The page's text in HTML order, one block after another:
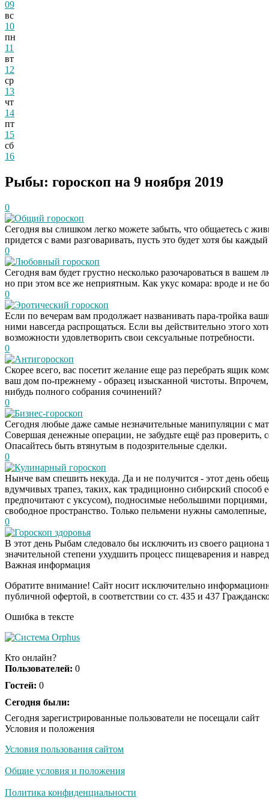
09
вс
10
пн
11
вт
12
ср
13
чт
14
пт
15
сб
16
Рыбы: гороскоп на 9 ноября 2019
0
Общий гороскоп
Сегодня вы слишком легко можете забыть, что общаетесь с
придется с вами разговаривать, пусть это будет хотя бы
0
Любовный гороскоп
Сегодня вам будет грустно несколько разочароваться в
но при этом все же неприятным. Как укус комара: вроде и не
0
Эротический гороскоп
Если по вечерам вам продолжает названивать пара-тройка
ними навсегда распрощаться. Если вы действительно этого
возможности удовлетворить свои сексуальные потребности.
0
Антигороскоп
Скорее всего, вас посетит желание еще раз перебрать ящик
ваш дом по-прежнему - образец изысканной чистоты.
нибудь полного собрания сочинений?
0
Бизнес-гороскоп
Сегодня любые даже самые незначительные манипуляции с
Совершая денежные операции, не забудьте ещё раз проверить,
Опасайтесь быть втянутым в подозрительные сделки.
0
Кулинарный гороскоп
Нынче вам спешить некуда. Да и не получится - этот день
вдумчивых трапез, таких, как традиционно сибирский способ
предпочитают с уксусом), подносимые небольшими порциями,
свободное пространство. Только пельмени нужны самолепные,
0
Гороскоп здоровья
В этот день Рыбам следовало бы исключить из своего
значительной степени ухудшить процесс пищеварения и
Важная информация
Обратите внимание! Сайт носит исключительно
публичной офертой, в соответствии со ст. 435 и 437
Ошибка в тексте
Кто онлайн?
Пользователей: 0
Гостей: 0
Сегодня были:
Сегодня зарегистрированные пользователи не посещали сайт
Условия и положения
Условия пользования сайтом
Общие условия и положения
Политика конфиденциальности